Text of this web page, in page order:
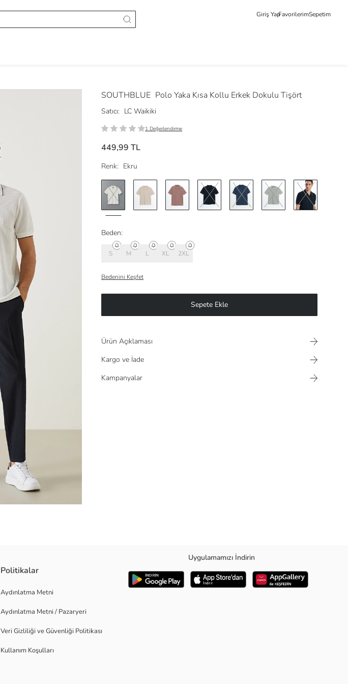
Giriş YapFavorilerimSepetim
SOUTHBLUE Polo Yaka Kısa Kollu Erkek Dokulu Tişört
Satıcı: LC Waikiki
1 Değerlendirme
449,99 TL
Renk: Ekru
Beden:
S M L XL 2XL
Bedenini Keşfet
Sepete Ekle
Ürün Açıklaması
Kargo ve İade
Kampanyalar
Politikalar
Aydınlatma Metni
Aydınlatma Metni / Pazaryeri
Veri Gizliliği ve Güvenliği Politikası
Kullanım Koşulları
Uygulamamızı İndirin